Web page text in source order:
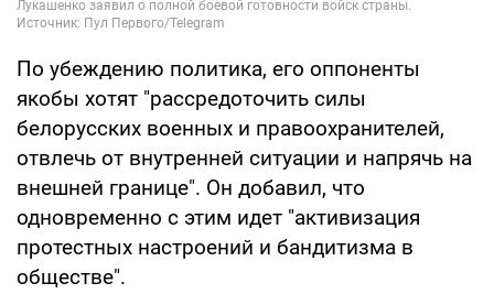
По убеждению политика, его оппоненты
якобы хотят "рассредоточить силы
белорусских военных и правоохранителей,
отвлечь от внутренней ситуации и напрячь на
внешней границе". Он добавил, что
одновременно с этим идет "активизация
протестных настроений и бандитизма в
обществе".